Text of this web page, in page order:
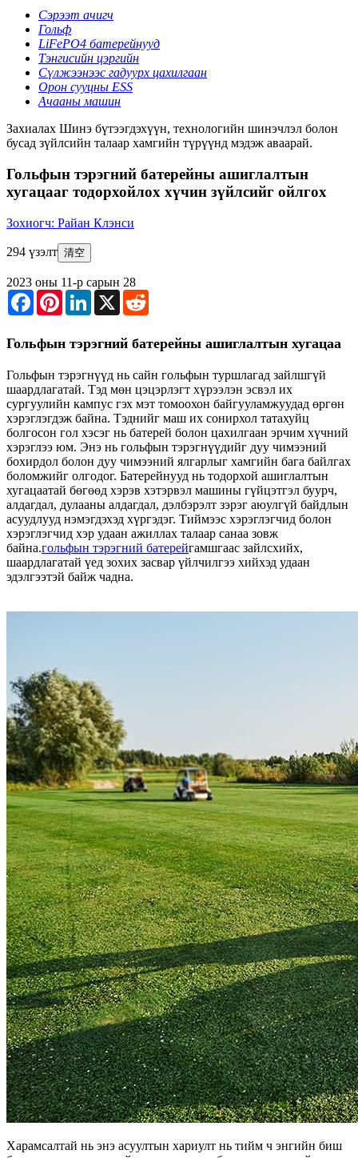
Сэрээт ачигч
Гольф
LiFePO4 батерейнууд
Тэнгисийн цэргийн
Сүлжээнээс гадуурх цахилгаан
Орон сууцны ESS
Ачааны машин
Захиалах Шинэ бүтээгдэхүүн, технологийн шинэчлэл болон
бусад зүйлсийн талаар хамгийн түрүүнд мэдэж аваарай.
Гольфын тэрэгний батерейны ашиглалтын
хугацааг тодорхойлох хүчин зүйлсийг ойлгох
Зохиогч: Райан Клэнси
294 үзэлт 清空
2023 оны 11-р сарын 28
FacebookPinterestLinkedIn
X
Гольфын тэрэгний батерейны ашиглалтын хугацаа
Гольфын тэрэгнүүд нь сайн гольфын туршлагад зайлшгүй
шаардлагатай. Тэд мөн цэцэрлэгт хүрээлэн эсвэл их
сургуулийн кампус гэх мэт томоохон байгууламжуудад өргөн
хэрэглэгдэж байна. Тэднийг маш их сонирхол татахуйц
болгосон гол хэсэг нь батерей болон цахилгаан эрчим хүчний
хэрэглээ юм. Энэ нь гольфын тэрэгнүүдийг дуу чимээний
бохирдол болон дуу чимээний ялгарлыг хамгийн бага байлгах
боломжийг олгодог. Батерейнууд нь тодорхой ашиглалтын
хугацаатай бөгөөд хэрэв хэтэрвэл машины гүйцэтгэл буурч,
алдагдал, дулааны алдагдал, дэлбэрэлт зэрэг аюулгүй байдлын
асуудлууд нэмэгдэхэд хүргэдэг. Тиймээс хэрэглэгчид болон
хэрэглэгчид хэр удаан ажиллах талаар санаа зовж
байна.гольфын тэрэгний батерейгамшгаас зайлсхийх,
шаардлагатай үед зохих засвар үйлчилгээ хийхэд удаан
эдэлгээтэй байж чадна.
Харамсалтай нь энэ асуултын хариулт нь тийм ч энгийн биш